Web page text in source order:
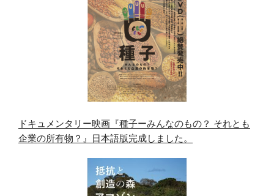
ドキュメンタリー映画『種子ーみんなのもの？ それとも
企業の所有物？』日本語版完成しました。